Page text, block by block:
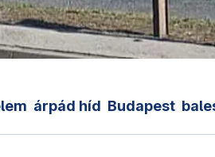
árpád híd Budapest